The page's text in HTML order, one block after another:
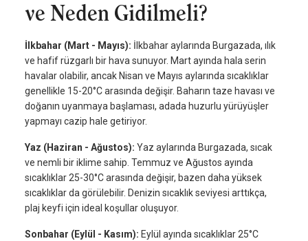
ve Neden Gidilmeli?
İlkbahar (Mart - Mayıs): İlkbahar aylarında Burgazada, ılık
ve hafif rüzgarlı bir hava sunuyor. Mart ayında hala serin
havalar olabilir, ancak Nisan ve Mayıs aylarında sıcaklıklar
genellikle 15-20°C arasında değişir. Baharın taze havası ve
doğanın uyanmaya başlaması, adada huzurlu yürüyüşler
yapmayı cazip hale getiriyor.
Yaz (Haziran - Ağustos): Yaz aylarında Burgazada, sıcak
ve nemli bir iklime sahip. Temmuz ve Ağustos ayında
sıcaklıklar 25-30°C arasında değişir, bazen daha yüksek
sıcaklıklar da görülebilir. Denizin sıcaklık seviyesi arttıkça,
plaj keyfi için ideal koşullar oluşuyor.
Sonbahar (Eylül - Kasım): Eylül ayında sıcaklıklar 25°C